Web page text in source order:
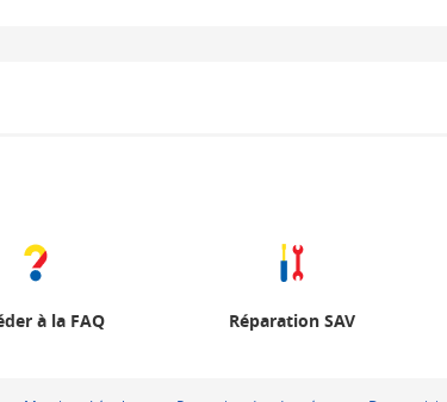
à la FAQ Réparation SAV